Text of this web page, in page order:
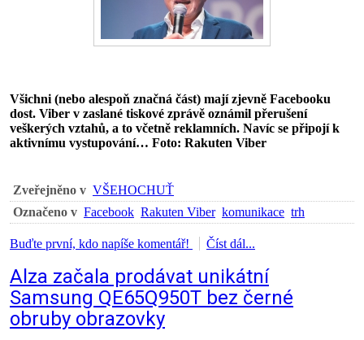
Všichni (nebo alespoň značná část) mají zjevně Facebooku
dost. Viber v zaslané tiskové zprávě oznámil přerušení
veškerých vztahů, a to včetně reklamních. Navíc se připojí k
aktivnímu vystupování… Foto: Rakuten Viber
Zveřejněno v VŠEHOCHUŤ
Označeno v Facebook Rakuten Viber komunikace trh
Buďte první, kdo napíše komentář! Číst dál...
Alza začala prodávat unikátní
Samsung QE65Q950T bez černé
obruby obrazovky